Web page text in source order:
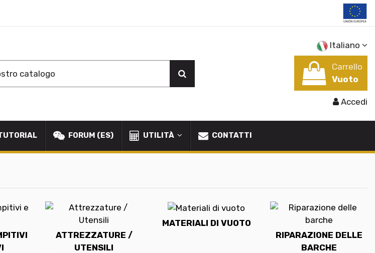
Italiano
Carrello
Vuoto
Accedi
FORUM (ES) UTILITÀ CONTATTI
ATTREZZATURE /
UTENSILI
MATERIALI DI VUOTO
RIPARAZIONE DELLE
BARCHE